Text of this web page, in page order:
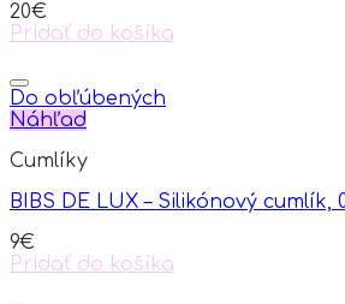
20€
Pridať do košíka
Do obľúbených
Náhľad
Cumlíky
BIBS DE LUX – Silikónový cumlík,
9€
Pridať do košíka